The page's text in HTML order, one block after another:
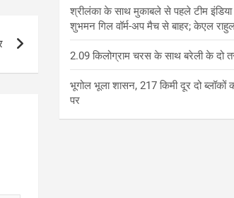
श्रीलंका के साथ मुकाबले से पहले टीम इंडिया
शुभमन गिल वॉर्म-अप मैच से बाहर; केएल
2.09 किलोग्राम चरस के साथ बरेली के दो
भूगोल भूला शासन, 217 किमी दूर दो ब्लॉकों
पर